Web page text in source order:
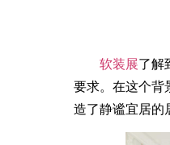
软装展了解
要求。在这个背
造了静谧宜居的